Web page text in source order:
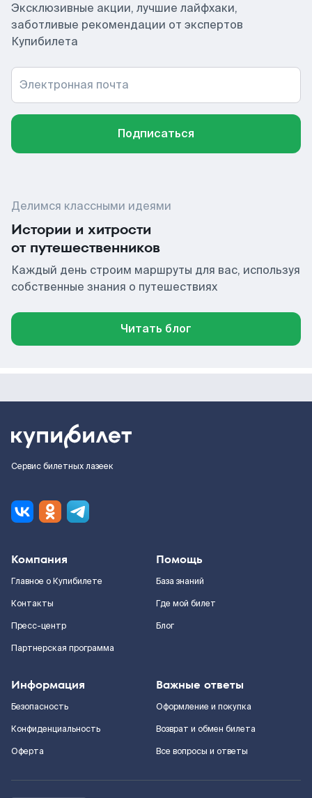
Эксклюзивные акции, лучшие лайфхаки,
заботливые рекомендации от экспертов
Купибилета
Электронная почта
Подписаться
Делимся классными идеями
Истории и хитрости
от путешественников
Каждый день строим маршруты для вас, используя
собственные знания о путешествиях
Читать блог
Сервис билетных лазеек
Компания
Главное о Купибилете
Контакты
Пресс-центр
Партнерская программа
Помощь
База знаний
Где мой билет
Блог
Информация
Безопасность
Конфиденциальность
Оферта
Важные ответы
Оформление и покупка
Возврат и обмен билета
Все вопросы и ответы